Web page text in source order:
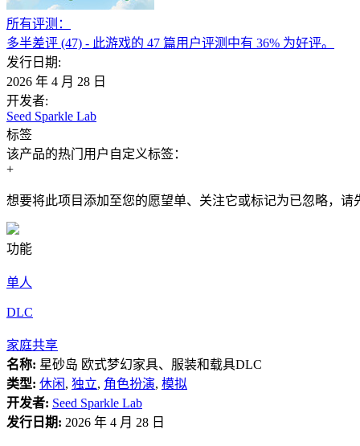
所有评测：
多半差评 (47) - 此游戏的 47 篇用户评测中有 36% 为好评。
发行日期:
2026 年 4 月 28 日
开发者:
Seed Sparkle Lab
标签
该产品的热门用户自定义标签：
+
想要将此项目添加至您的愿望单、关注它或标记为已忽略，请
功能
单人
DLC
家庭共享
名称: 星砂岛 欧式梦幻家具、服装和载具DLC
类型: 休闲 , 独立, 角色扮演, 模拟
开发者: Seed Sparkle Lab
发行日期: 2026 年 4 月 28 日